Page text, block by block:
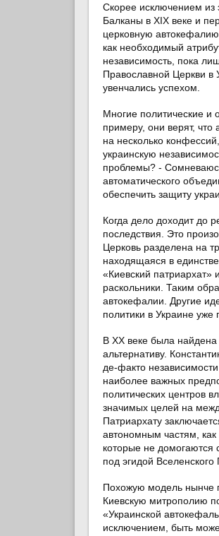
Скорее исключением из
Балканы в XIX веке и
церковную
как необходимый
независимость, пока
Православной Церкви в
увенчались успехом.
Многие политические и
примеру, они верят,
на несколько
украинскую
проблемы? -
автоматического
обеспечить защиту
Когда дело доходит до
последствия. Это
Церковь разделена на
находящаяся в
«Киевский патриархат»
раскольники. Таким
автокефалии. Другие
политики в Украине
В XX веке была найдена
альтернативу.
де-факто
наиболее важных
политических центров
значимых целей на
Патриархату
автономным частям, как
которые не домогаются
под эгидой Вселенского
Похожую модель нынче
Киевскую митрополию
«Украинской
исключением, быть